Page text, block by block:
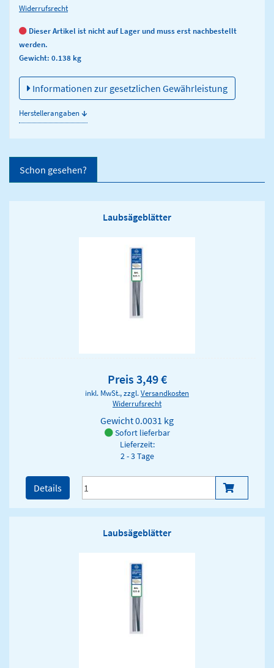
Widerrufsrecht
Dieser Artikel ist nicht auf Lager und muss erst nachbestellt
werden.
Gewicht: 0.138 kg
Informationen zur gesetzlichen Gewährleistung
Herstellerangaben↓
Schon gesehen?
Laubsägeblätter
Preis 3,49 €
inkl. MwSt., zzgl.Versandkosten
Widerrufsrecht
Gewicht0.0031 kg
Sofort lieferbar
Lieferzeit:
2 - 3 Tage
Details
Laubsägeblätter